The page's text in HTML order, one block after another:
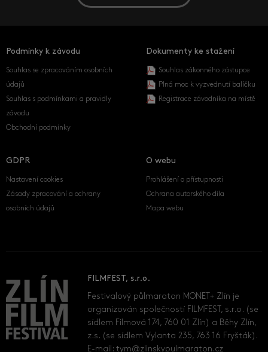
Podmínky k závodu
Souhlas se zpracováním osobních
údajů
Souhlas s podmínkami a pravidly
závodu
Obchodní podmínky
Dokumenty ke stažení
Souhlas zákonného zástupce
Plná moc k vyzvednutí balíčku
Registrace závodníka na místě
GDPR
Nastavení cookies
Zásady zpracování a ochrany
osobních údajů
O webu
Prohlášení o přístupnosti
Ochrana autorského díla
Mapa webu
FILMFEST, s.r.o.
Festivalový půlmaraton MONET+ Zlín je
organizován společností FILMFEST, s.r.o. (se
sídlem Filmová 174, 760 01 Zlín) a Běhy Zlín,
z.s. (se sídlem Vylanta 235, 763 16 Fryšták).
E-mail:tym@zlinskypulmaraton.cz